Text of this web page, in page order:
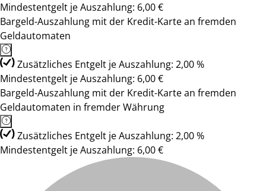
Mindestentgelt je Auszahlung: 6,00 €
Bargeld-Auszahlung mit der Kredit-Karte an fremden
Geldautomaten
Zusätzliches Entgelt je Auszahlung: 2,00 %
Mindestentgelt je Auszahlung: 6,00 €
Bargeld-Auszahlung mit der Kredit-Karte an fremden
Geldautomaten in fremder Währung
Zusätzliches Entgelt je Auszahlung: 2,00 %
Mindestentgelt je Auszahlung: 6,00 €